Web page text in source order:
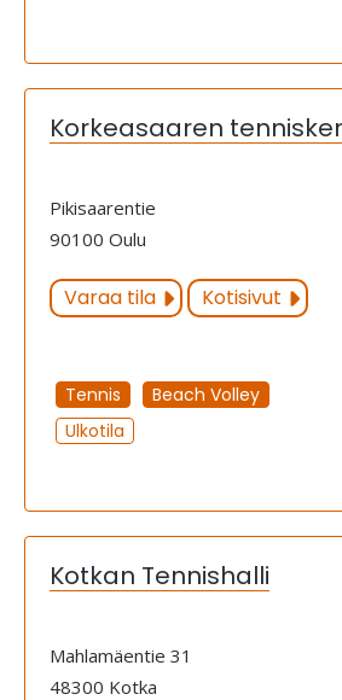
Korkeasaaren
Pikisaarentie
90100 Oulu
Varaa tila Kotisivut
Tennis
Beach Volley
Ulkotila
Kotkan Tennishalli
Mahlamäentie 31
48300 Kotka